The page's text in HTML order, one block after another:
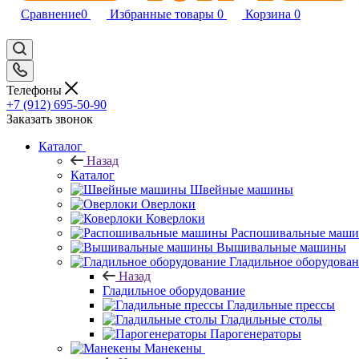
Сравнение0 Избранные товары 0 Корзина 0
Телефоны
+7 (912) 695-50-90
Заказать звонок
Каталог
Назад
Каталог
Швейные машины
Оверлоки
Коверлоки
Распошивальные
Вышивальные машины
Гладильное
Назад
Гладильное оборудование
Гладильные прессы
Гладильные столы
Парогенераторы
Манекены